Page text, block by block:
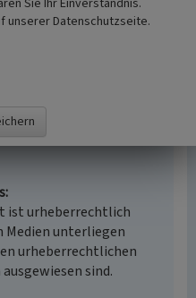
ist urheberrechtlich
Medien unterliegen
urheberrechtlichen
sind.
Sie Ihr Einverständnis.
unserer Datenschutzseite.